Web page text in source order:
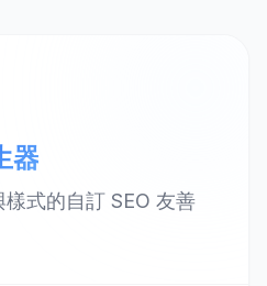
器
式的自訂 SEO 友善